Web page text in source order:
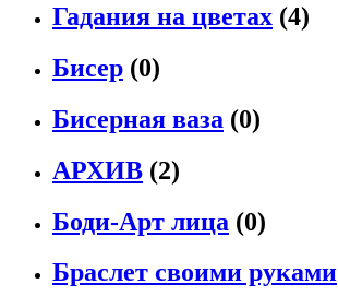
Гадания на цветах (4)
Бисер (0)
Бисерная ваза (0)
АРХИВ (2)
Боди-Арт лица (0)
Браслет своими руками